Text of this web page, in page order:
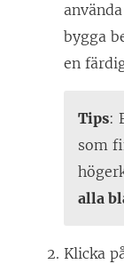
bygga
en
Tips:
som
alla
Klicka